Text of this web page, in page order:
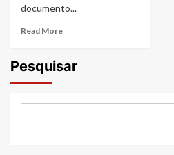
documento...
Read MoreRead
Principais
preenchimento
DANFE
Pesquisar